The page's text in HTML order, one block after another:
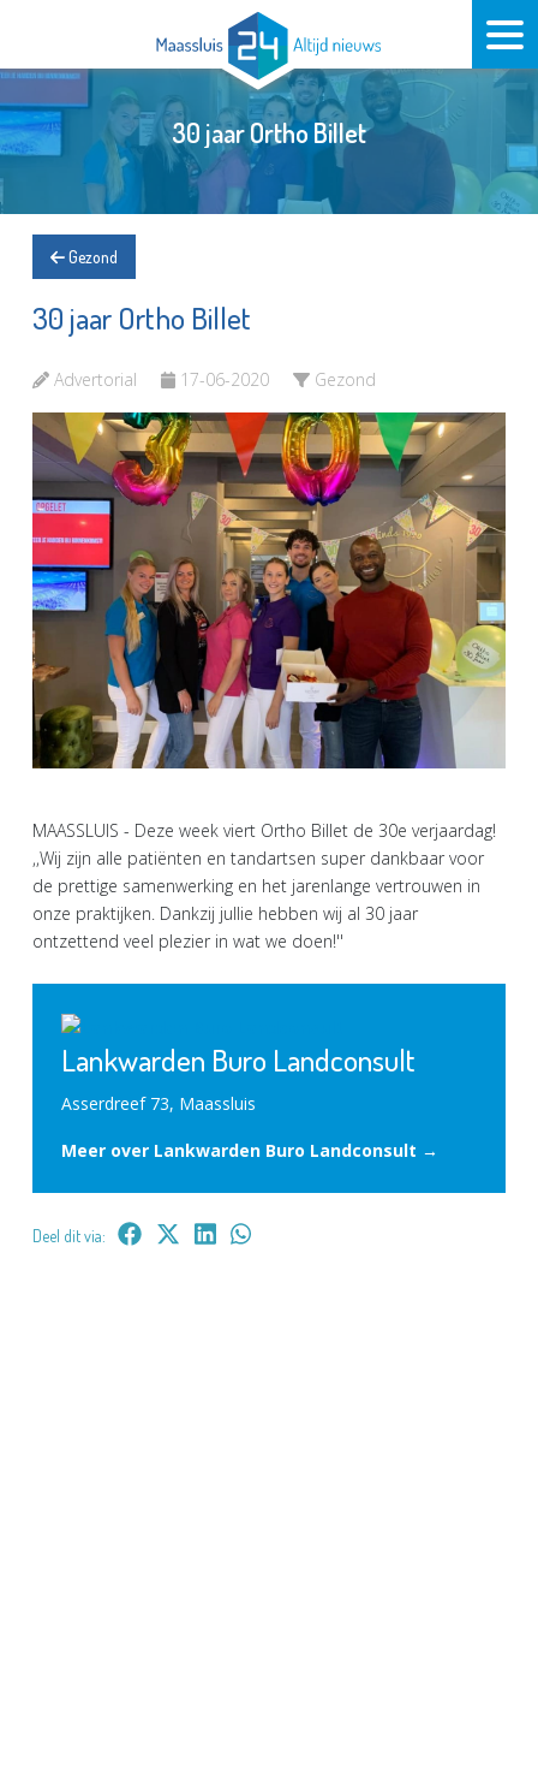
30 jaar Ortho Billet
Gezond
30 jaar Ortho Billet
Advertorial 17-06-2020 Gezond
MAASSLUIS - Deze week viert Ortho Billet de 30e verjaardag!
,,Wij zijn alle patiënten en tandartsen super dankbaar voor
de prettige samenwerking en het jarenlange vertrouwen in
onze praktijken. Dankzij jullie hebben wij al 30 jaar
ontzettend veel plezier in wat we doen!''
Lankwarden Buro Landconsult
Asserdreef 73, Maassluis
Meer over Lankwarden Buro Landconsult →
Deel dit via: